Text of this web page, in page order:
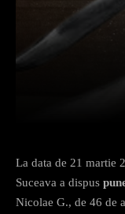
La data de 21 martie
Suceava a dispus
Nicolae G., de 46 de